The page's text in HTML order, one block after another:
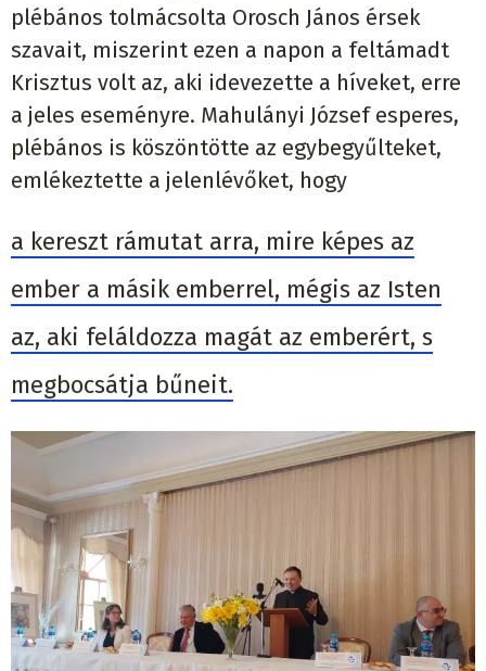
plébános tolmácsolta Orosch János érsek
szavait, miszerint ezen a napon a feltámadt
Krisztus volt az, aki idevezette a híveket, erre
a jeles eseményre. Mahulányi József esperes,
plébános is köszöntötte az egybegyűlteket,
emlékeztette a jelenlévőket, hogy
a kereszt rámutat arra, mire képes az
ember a másik emberrel, mégis az Isten
az, aki feláldozza magát az emberért, s
megbocsátja bűneit.